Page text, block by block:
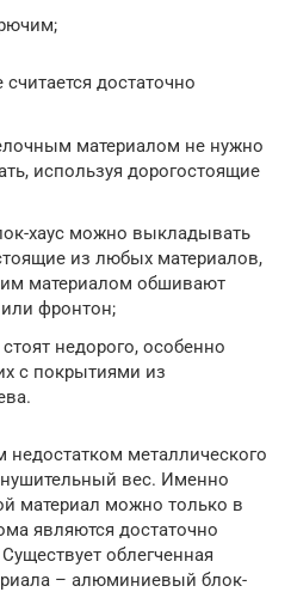
достаточно
материалом не нужно
используя дорогостоящие
хаус можно выкладывать
из любых материалов,
материалом обшивают
фронтон;
недорого, особенно
с покрытиями из
металлического
вес. Именно
материал можно только в
являются достаточно
облегченная
– алюминиевый блок-